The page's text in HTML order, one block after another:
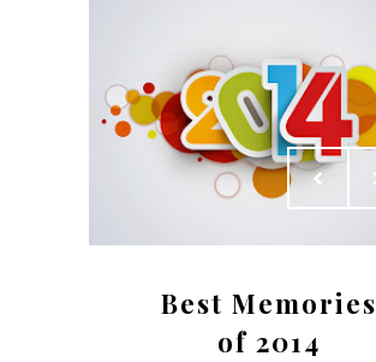
Best Memories
of 2014